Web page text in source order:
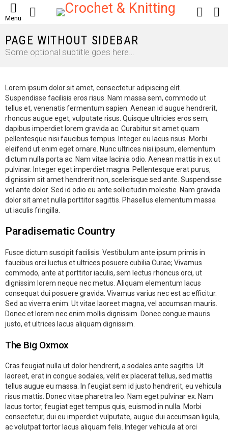
Menu
LOGIN
PAGE WITHOUT SIDEBAR
Some optional subtitle goes here…
Lorem ipsum dolor sit amet, consectetur adipiscing elit.
Suspendisse facilisis eros risus. Nam massa sem, commodo ut
tellus et, venenatis fermentum sapien. Aenean id augue hendrerit,
rhoncus augue eget, vulputate risus. Quisque ultricies eros sem,
dapibus imperdiet lorem gravida ac. Curabitur sit amet quam
pellentesque nisi faucibus tempus. Integer eu lacus risus. Morbi
eleifend ut enim eget ornare. Nunc ultrices nisi ipsum, elementum
dictum nulla porta ac. Nam vitae lacinia odio. Aenean mattis in ex ut
pulvinar. Integer eget imperdiet magna. Pellentesque erat purus,
dignissim sit amet hendrerit non, scelerisque sed ante. Suspendisse
vel ante dolor. Sed id odio eu ante sollicitudin molestie. Nam gravida
dolor sit amet nulla porttitor sagittis. Phasellus elementum massa
ut iaculis fringilla.
Paradisematic Country
Fusce dictum suscipit facilisis. Vestibulum ante ipsum primis in
faucibus orci luctus et ultrices posuere cubilia Curae; Vivamus
commodo, ante at porttitor iaculis, sem lectus rhoncus orci, ut
dignissim lorem neque nec metus. Aliquam elementum lacus
consequat dui posuere gravida. Vivamus varius nec est ac efficitur.
Sed ac viverra enim. Ut vitae laoreet magna, vel accumsan mauris.
Donec et lorem nec enim mollis dignissim. Donec congue mauris
justo, et ultrices lacus aliquam dignissim.
The Big Oxmox
Cras feugiat nulla ut dolor hendrerit, a sodales ante sagittis. Ut
laoreet, erat in congue sodales, velit ex placerat tellus, sed mattis
tellus augue eu massa. In feugiat sem id justo hendrerit, eu vehicula
risus mattis. Donec vitae pharetra leo. Nam eget pulvinar ex. Nam
lacus tortor, feugiat eget tempus quis, euismod in nulla. Morbi
consectetur, dui eu imperdiet vulputate, augue dui accumsan ligula,
ac volutpat tortor lacus aliquam felis. Integer vehicula at orci